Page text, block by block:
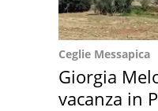
Ceglie Messapica
Giorgia
vacanza in